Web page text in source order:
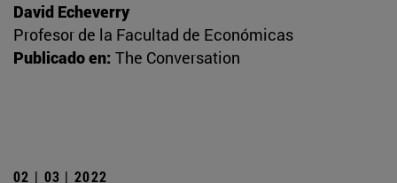
David Echeverry
Profesor de la Facultad de Económicas
Publicado en: The Conversation
02 | 03 | 2022